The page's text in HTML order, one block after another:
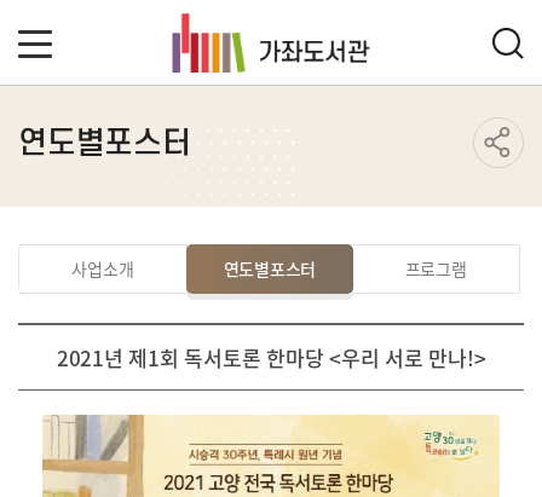
연도별포스터
사업소개 연도별포스터 프로그램
2021년 제1회 독서토론 한마당 <우리 서로 만나!>